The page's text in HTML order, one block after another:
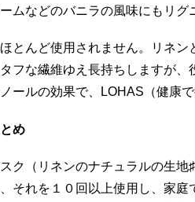
ムなどのバニラの風味にもリグ
とんど使用されません。リネ
フな繊維ゆえ長持ちしますが
ールの効果で、LOHAS（健康
め
ク（リネンのナチュラルの生
それを１０回以上使用し、家庭